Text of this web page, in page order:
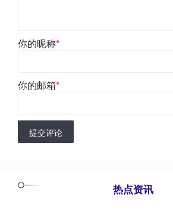
你的昵称*
你的邮箱*
提交评论
热点资讯